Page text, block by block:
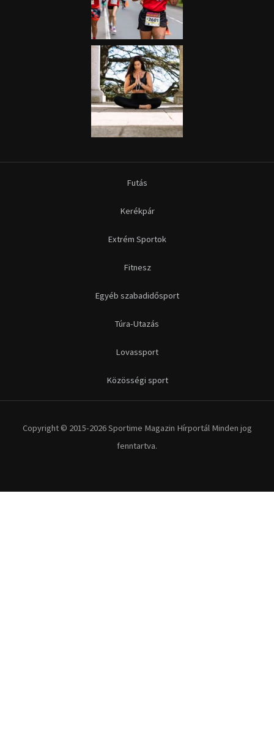
Futás
Kerékpár
Extrém Sportok
Fitnesz
Egyéb szabadidősport
Túra-Utazás
Lovassport
Közösségi sport
Copyright © 2015-2026 Sportime Magazin Hírportál Minden jog
fenntartva.